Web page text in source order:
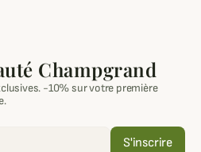
Champgrand
-10% sur votre première
S'inscrire